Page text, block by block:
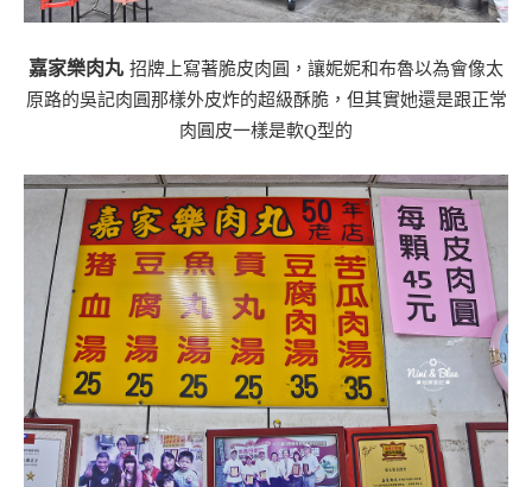
嘉家樂肉丸 招牌上寫著脆皮肉圓 ，讓妮妮和布魯以為會像太
原路的吳記肉圓那樣外皮炸的超級酥脆，但其實她還是跟正常
肉圓皮一樣是軟Q型的